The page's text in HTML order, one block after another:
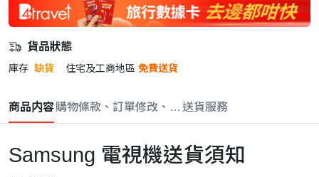
貨品狀態
庫存 缺貨 住宅及工商地區 免費送貨
商品内容購物條款、訂單修改、取消與退款政策
送貨服務
Samsung 電視機送貨須知